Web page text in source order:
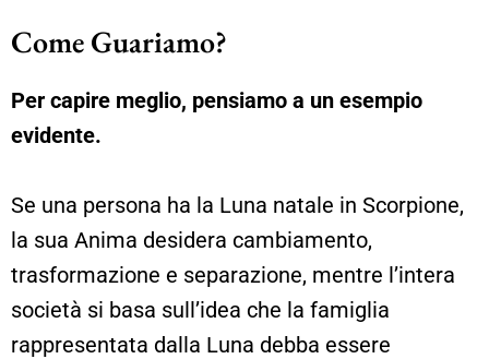
Come Guariamo?
Per capire meglio, pensiamo a un esempio
evidente.
Se una persona ha la Luna natale in Scorpione,
la sua Anima desidera cambiamento,
trasformazione e separazione, mentre l’intera
società si basa sull’idea che la famiglia
rappresentata dalla Luna debba essere